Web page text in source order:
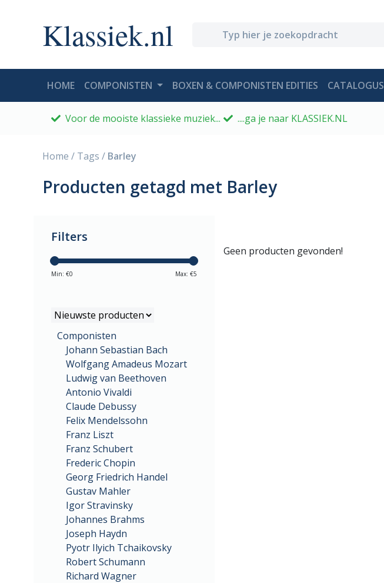
Klassiek.nl
HOME(CURRENT)
COMPONISTEN BOXEN & COMPONISTEN EDITIES CATALOGUS
Voor de mooiste klassieke muziek... ....ga je naar KLASSIEK.NL
Home / Tags / Barley
Producten getagd met Barley
Filters
Min: €0 Max: €5
Componisten
Johann Sebastian Bach
Wolfgang Amadeus Mozart
Ludwig van Beethoven
Antonio Vivaldi
Claude Debussy
Felix Mendelssohn
Franz Liszt
Franz Schubert
Frederic Chopin
Georg Friedrich Handel
Gustav Mahler
Igor Stravinsky
Johannes Brahms
Joseph Haydn
Pyotr Ilyich Tchaikovsky
Robert Schumann
Richard Wagner
Geen producten gevonden!